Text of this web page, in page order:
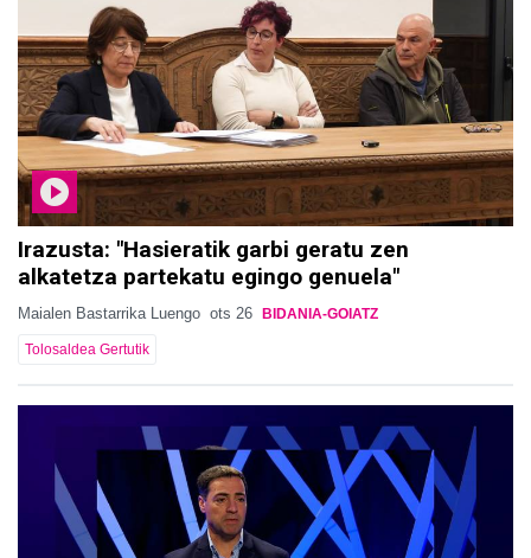
Irazusta: "Hasieratik garbi geratu zen
alkatetza partekatu egingo genuela"
Maialen Bastarrika Luengo ots 26 BIDANIA-GOIATZ
Tolosaldea Gertutik